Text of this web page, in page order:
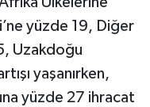
yüzde 19, Diğer
Uzakdoğu
yaşanırken,
yüzde 27 ihracat